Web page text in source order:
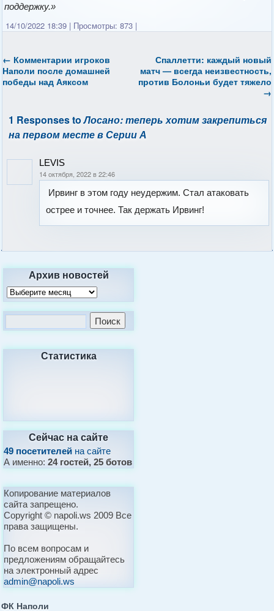
поддержку.»
14/10/2022 18:39 | Просмотры: 873 |
← Комментарии игроков
Наполи после домашней
победы над Аяксом
Спаллетти: каждый новый
матч — всегда неизвестность,
против Болоньи будет тяжело
→
1 Responses toЛосано: теперь хотим закрепиться
на первом месте в Серии А
LEVIS
14 октября, 2022 в 22:46
Ирвинг в этом году неудержим. Стал атаковать
острее и точнее. Так держать Ирвинг!
Архив новостей
Статистика
Сейчас на сайте
49 посетителей на сайте
А именно:24 гостей, 25 ботов
Копирование материалов
сайта запрещено.
Copyright © napoli.ws 2009 Все
права защищены.
По всем вопросам и
предложениям обращайтесь
на электронный адрес
admin@napoli.ws
ФК Наполи